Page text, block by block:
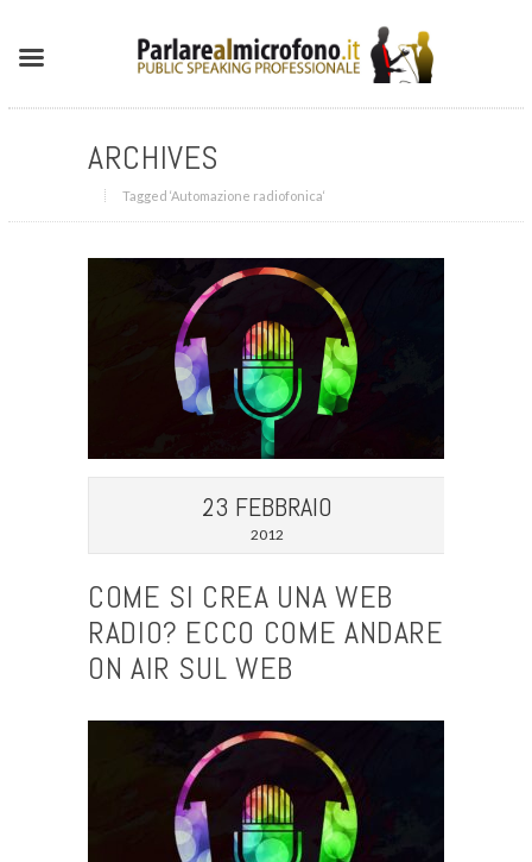
ARCHIVES
Tagged ‘Automazione radiofonica‘
23 FEBBRAIO
2012
COME SI CREA UNA WEB
RADIO? ECCO COME ANDARE
ON AIR SUL WEB